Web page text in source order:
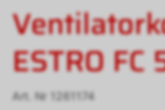
ESTRO FC
Art. Nr 1261174